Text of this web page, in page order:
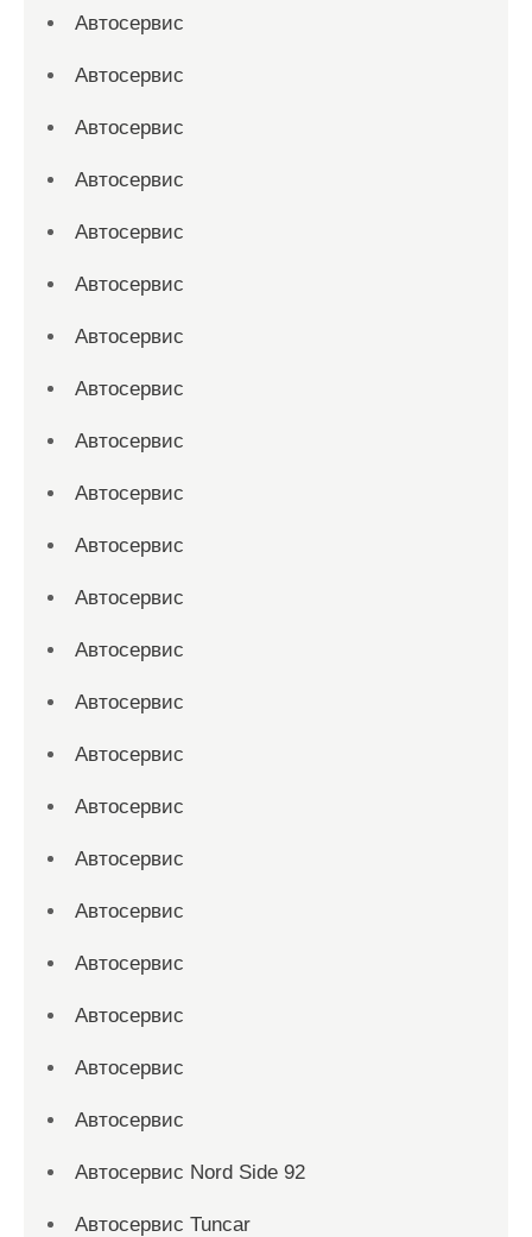
Автосервис
Автосервис
Автосервис
Автосервис
Автосервис
Автосервис
Автосервис
Автосервис
Автосервис
Автосервис
Автосервис
Автосервис
Автосервис
Автосервис
Автосервис
Автосервис
Автосервис
Автосервис
Автосервис
Автосервис
Автосервис
Автосервис
Автосервис Nord Side 92
Автосервис Tuncar